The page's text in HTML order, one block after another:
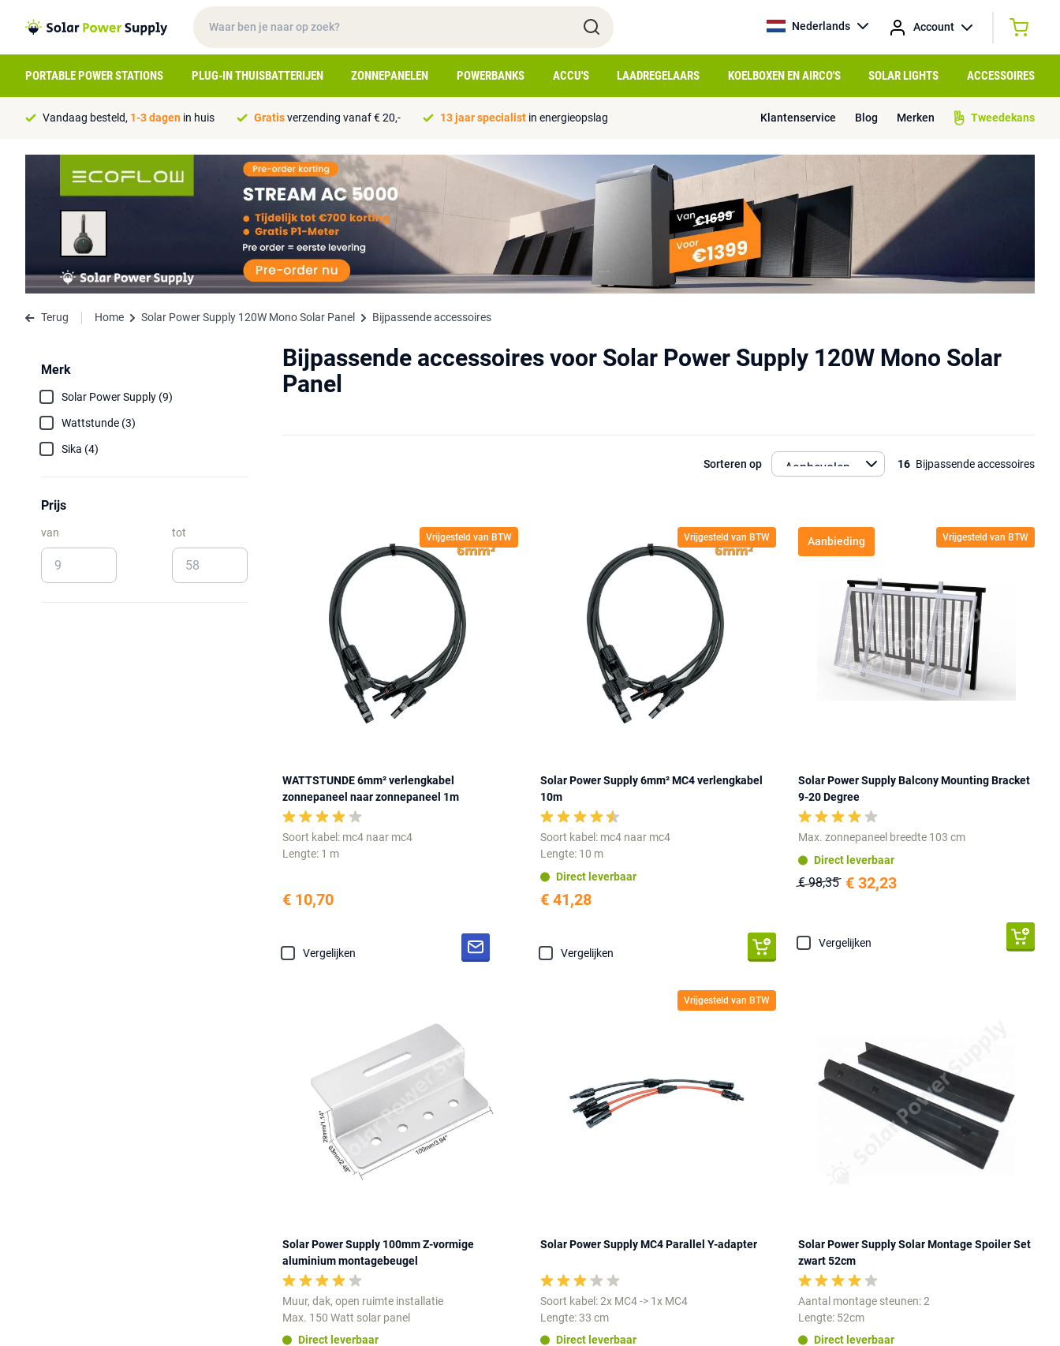
Nederlands Account
PORTABLE POWER STATIONS PLUG-IN THUISBATTERIJEN ZONNEPANELEN POWERBANKS ACCU'S LAADREGELAARS KOELBOXEN EN AIRCO'S SOLAR LIGHTS ACCESSOIRES
Vandaag besteld, 1-3 dagen in huis Gratisverzending vanaf € 20,- 13 jaar specialist in energieopslag Klantenservice Blog Merken Tweedekans
Terug Home Solar Power Supply 120W Mono Solar Panel Bijpassende accessoires
Merk
Solar Power Supply (9)
Wattstunde (3)
Sika (4)
Prijs
van tot
Bijpassende accessoires voor Solar Power Supply 120W Mono Solar
Panel
Sorteren op 16 Bijpassende accessoires
Vrijgesteld van BTW
WATTSTUNDE 6mm² verlengkabel
zonnepaneel naar zonnepaneel 1m
Soort kabel: mc4 naar mc4
Lengte: 1 m
€ 10,70
Vergelijken
Vrijgesteld van BTW
Solar Power Supply 6mm² MC4 verlengkabel
10m
Soort kabel: mc4 naar mc4
Lengte: 10 m
Direct leverbaar
€ 41,28
Vergelijken
Aanbieding Vrijgesteld van BTW
Solar Power Supply Balcony Mounting Bracket
9-20 Degree
Max. zonnepaneel breedte 103 cm
Direct leverbaar
€ 98,35 € 32,23
Vergelijken
Solar Power Supply 100mm Z-vormige
aluminium montagebeugel
Muur, dak, open ruimte installatie
Max. 150 Watt solar panel
Direct leverbaar
Vrijgesteld van BTW
Solar Power Supply MC4 Parallel Y-adapter
Soort kabel: 2x MC4 -> 1x MC4
Lengte: 33 cm
Direct leverbaar
Solar Power Supply Solar Montage Spoiler Set
zwart 52cm
Aantal montage steunen: 2
Lengte: 52cm
Direct leverbaar